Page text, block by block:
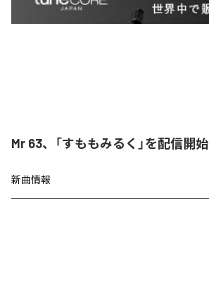
Mr 63、「すももみるく」を配信開始
新曲情報